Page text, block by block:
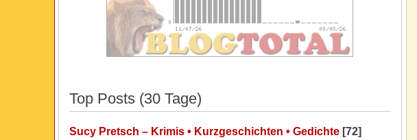
Top Posts (30 Tage)
Sucy Pretsch – Krimis • Kurzgeschichten • Gedichte[72]